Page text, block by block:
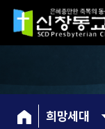
희망세대